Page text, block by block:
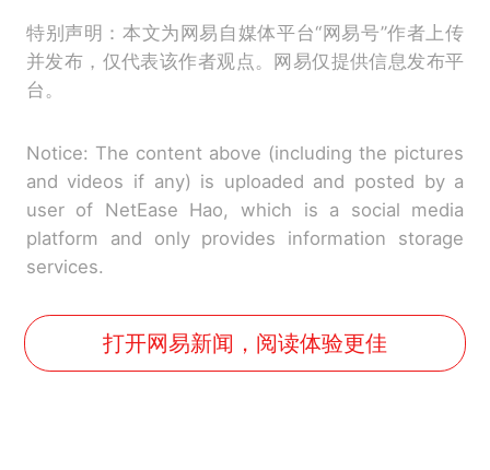
特别声明：本文为网易自媒体平台“网易号”作者上传
并发布，仅代表该作者观点。网易仅提供信息发布平
台。
Notice: The content above (including the pictures
and videos if any) is uploaded and posted by a
user of NetEase Hao, which is a social media
platform and only provides information storage
services.
打开网易新闻，阅读体验更佳